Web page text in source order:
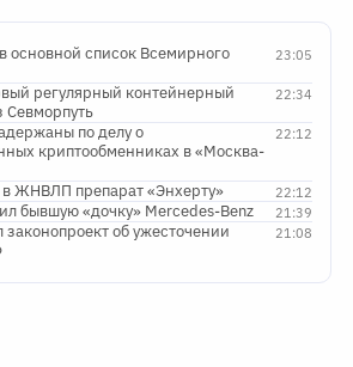
23:05
основной список Всемирного
22:34
регулярный контейнерный
Севморпуть
22:12
по делу о
криптообменниках в «Москва-
22:12
ЖНВЛП препарат «Энхерту»
21:39
бывшую «дочку» Mercedes-Benz
21:08
об ужесточении